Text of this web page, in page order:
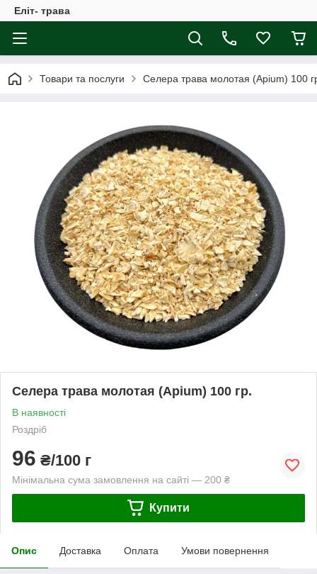
Еліт- трава
Товари та послуги Селера трава молотая (Apium) 100
Селера трава молотая (Apium) 100 гр.
В наявності
Роздріб
96 ₴/100 г
Мінімальна сума замовлення на сайті — 200 ₴
Купити
Опис Доставка Оплата Умови повернення